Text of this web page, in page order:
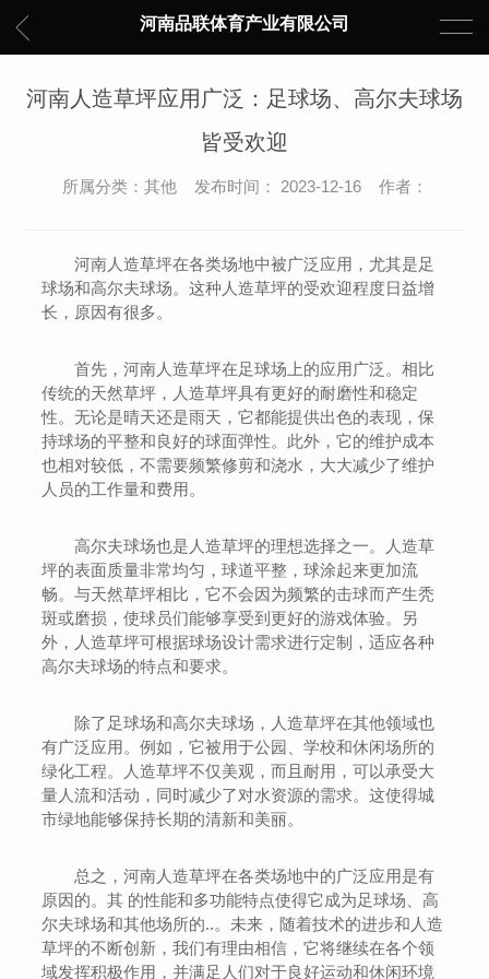
河南品联体育产业有限公司
河南人造草坪应用广泛：足球场、高尔夫球场
皆受欢迎
所属分类：其他 发布时间： 2023-12-16 作者：
河南人造草坪在各类场地中被广泛应用，尤其是足
球场和高尔夫球场。这种人造草坪的受欢迎程度日益增
长，原因有很多。
首先，河南人造草坪在足球场上的应用广泛。相比
传统的天然草坪，人造草坪具有更好的耐磨性和稳定
性。无论是晴天还是雨天，它都能提供出色的表现，保
持球场的平整和良好的球面弹性。此外，它的维护成本
也相对较低，不需要频繁修剪和浇水，大大减少了维护
人员的工作量和费用。
高尔夫球场也是人造草坪的理想选择之一。人造草
坪的表面质量非常均匀，球道平整，球涂起来更加流
畅。与天然草坪相比，它不会因为频繁的击球而产生秃
斑或磨损，使球员们能够享受到更好的游戏体验。另
外，人造草坪可根据球场设计需求进行定制，适应各种
高尔夫球场的特点和要求。
除了足球场和高尔夫球场，人造草坪在其他领域也
有广泛应用。例如，它被用于公园、学校和休闲场所的
绿化工程。人造草坪不仅美观，而且耐用，可以承受大
量人流和活动，同时减少了对水资源的需求。这使得城
市绿地能够保持长期的清新和美丽。
总之，河南人造草坪在各类场地中的广泛应用是有
原因的。其 的性能和多功能特点使得它成为足球场、高
尔夫球场和其他场所的..。未来，随着技术的进步和人造
草坪的不断创新，我们有理由相信，它将继续在各个领
域发挥积极作用，并满足人们对于良好运动和休闲环境